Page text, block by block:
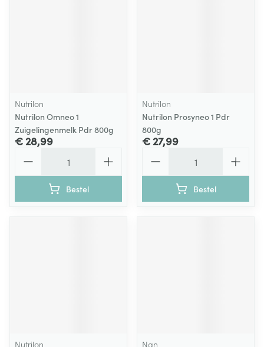
Nutrilon
Nutrilon Omneo 1
Zuigelingenmelk Pdr 800g
€ 28,99
Bestel
Nutrilon
Nutrilon Prosyneo 1 Pdr
800g
€ 27,99
Bestel
Nutrilon Nan